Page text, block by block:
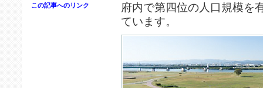
この記事へのリンク
府内で第四位の人口規模を
ています。